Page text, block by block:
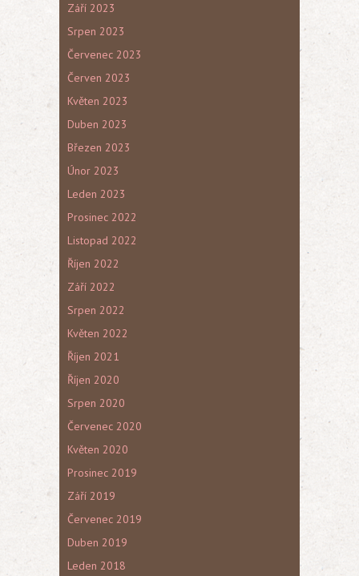
Září 2023
Srpen 2023
Červenec 2023
Červen 2023
Květen 2023
Duben 2023
Březen 2023
Únor 2023
Leden 2023
Prosinec 2022
Listopad 2022
Říjen 2022
Září 2022
Srpen 2022
Květen 2022
Říjen 2021
Říjen 2020
Srpen 2020
Červenec 2020
Květen 2020
Prosinec 2019
Září 2019
Červenec 2019
Duben 2019
Leden 2018